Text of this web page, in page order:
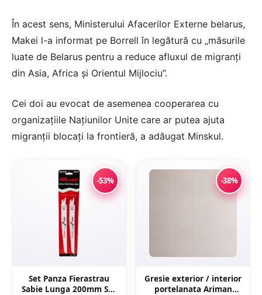
În acest sens, Ministerului Afacerilor Externe belarus,
Makei l-a informat pe Borrell în legătură cu „măsurile
luate de Belarus pentru a reduce afluxul de migranţi
din Asia, Africa şi Orientul Mijlociu”.
Cei doi au evocat de asemenea cooperarea cu
organizaţiile Naţiunilor Unite care ar putea ajuta
migranţii blocaţi la frontieră, a adăugat Minskul.
-53%
Set Panza Fierastrau
Sabie Lunga 200mm Set
-38%
Gresie exterior / interior
portelanata Ariman